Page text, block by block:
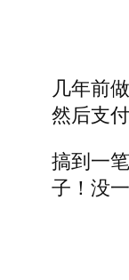
几年前
然后支
搞到一
子！没